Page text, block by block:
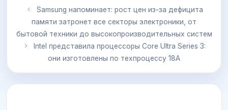
Samsung напоминает: рост цен из-за дефицита
памяти затронет все секторы электроники, от
бытовой техники до высокопроизводительных систем
Intel представила процессоры Core Ultra Series 3:
они изготовлены по техпроцессу 18A